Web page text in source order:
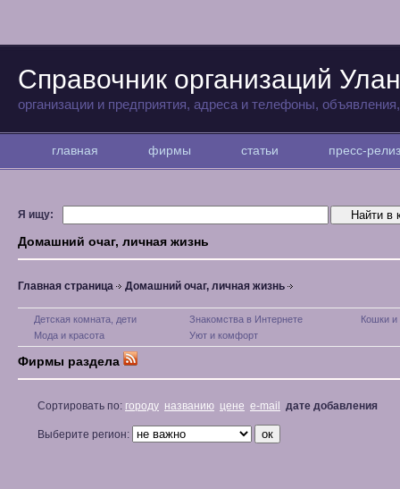
Справочник организаций
организации и предприятия, адреса и телефоны,
главная фирмы статьи пресс-
Я ищу:
Домашний очаг, личная жизнь
Главная страница Домашний очаг, личная жизнь
Детская комната, дети Знакомства в Интернете
Кошки и
Мода и красота
Уют и комфорт
Фирмы раздела
Сортировать по: городу названию цене e-mail дате добавления
Выберите регион: